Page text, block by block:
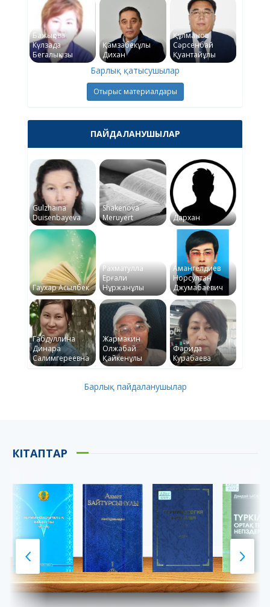
Бажықова
Күлзада
Бегалықызы
Қамзабекұлы
Дихан
Құлманов
Сәрсенбай
Қуантайұлы
Барлық қатысушылар
Отырыс материалдары
ПАЙДАЛАНУШЫЛАР
Gulzhaina
Duisenbayeva
Shakenova
Meruyert
Дархан
Гаухар Асылбек
Рахматулла
Ерғали
Нұржанұлы
Амангелдиев
Норсултан
Джумабаевич
Габдуллина
Динара
Салимгереевна
Жармакин
Олжабай
Қайкенұлы
Фарида
Курабаева
Барлық пайдаланушылар
КІТАПТАР